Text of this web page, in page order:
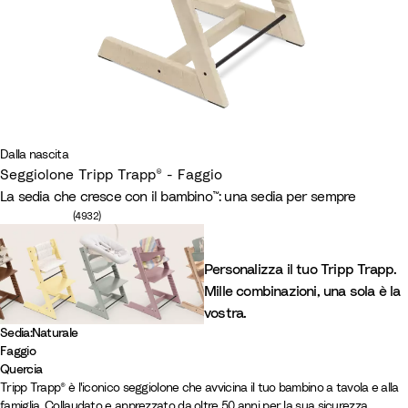
Dalla nascita
Seggiolone Tripp Trapp® - Faggio
La sedia che cresce con il bambino™: una sedia per sempre
Numero di recensioni: 4932
(4932)
Personalizza il tuo Tripp Trapp.
Mille combinazioni, una sola è la
vostra.
Sedia:Naturale
Faggio
N
a
N
e
B
B
S
t
G
M
a
H
e
V
a
W
L
e
C
a
Quercia
R
RTripp Trapp® è l'iconico seggiolone che avvicina il tuo bambino a tavola e alla